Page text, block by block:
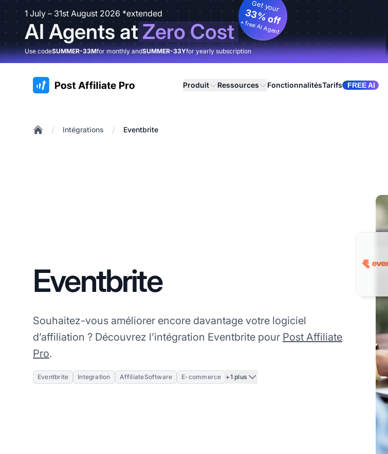
1 July – 31st August 2026 *extended
AI Agents atZero Cost
Get your
33% off
+ free AI Agent
Use codeSUMMER-33Mfor monthly andSUMMER-33Yfor yearly subscription
:site.title Produit Ressources FonctionnalitésTarifs FREE AI
/ Intégrations / Eventbrite
Eventbrite
Souhaitez-vous améliorer encore davantage votre logiciel
d’affiliation ? Découvrez l’intégration Eventbrite pour Post Affiliate
Pro.
Eventbrite Integration AffiliateSoftware E-commerce +1 plus